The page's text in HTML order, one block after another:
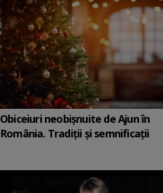
Obiceiuri neobișnuite de Ajun în
România. Tradiții și semnificații